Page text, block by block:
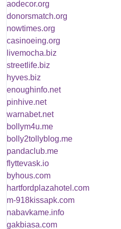
aodecor.org
donorsmatch.org
nowtimes.org
casinoeing.org
livemocha.biz
streetlife.biz
hyves.biz
enoughinfo.net
pinhive.net
warnabet.net
bollym4u.me
bolly2tollyblog.me
pandaclub.me
flyttevask.io
byhous.com
hartfordplazahotel.com
m-918kissapk.com
nabavkame.info
gakbiasa.com